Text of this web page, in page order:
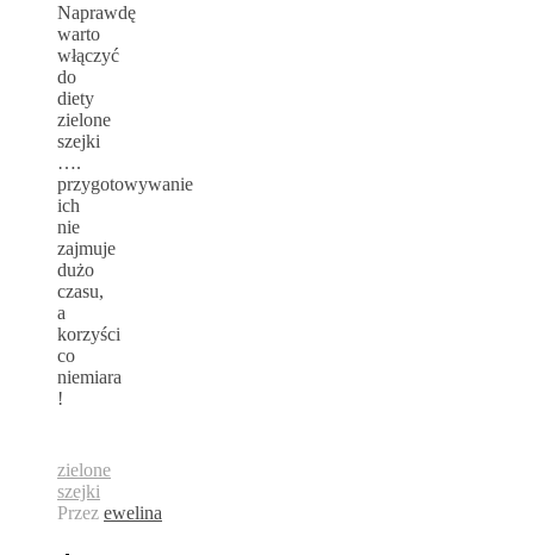
Naprawdę
warto
włączyć
do
diety
zielone
szejki
….
przygotowywanie
ich
nie
zajmuje
dużo
czasu,
a
korzyści
co
niemiara
!
zielone
szejki
Przez ewelina